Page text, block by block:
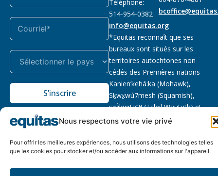
Nous respectons votre vie privé
Pour offrir les meilleures expériences, nous utilisons des technologies telles
que les cookies pour stocker et/ou accéder aux informations sur l'appareil.
S’inscrire
Téléphone:
514-954-0382
info@equitas.org
*Equitas reconnaît que ses
bureaux sont situés sur les
territoires autochtones non
cédés des Premières nations
Kanien’kehá:ka (Mohawk),
Sḵwx̱wú7mesh (Squamish),
səl̓ilwətaɁɬ (Tsleil Waututh) et
xwməθkwəy̓əm (Musqueam).
Notre politique
confidentialité
Organisme de
118833292RR0001
2026 © Equitas – Tous
Phil